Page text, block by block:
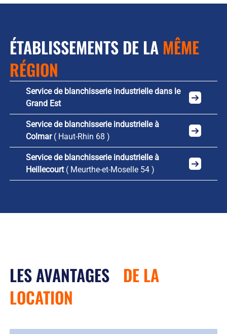
ÉTABLISSEMENTS DE LAMÊME
RÉGION
Service de blanchisserie industrielle dans le
Grand Est
Service de blanchisserie industrielle à
Colmar( Haut-Rhin 68 )
Service de blanchisserie industrielle à
Heillecourt( Meurthe-et-Moselle 54 )
LES AVANTAGES DE LA
LOCATION